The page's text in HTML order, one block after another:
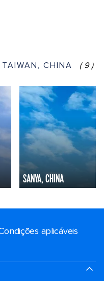
CHINA (9)
SANYA, CHINA
aplicáveis